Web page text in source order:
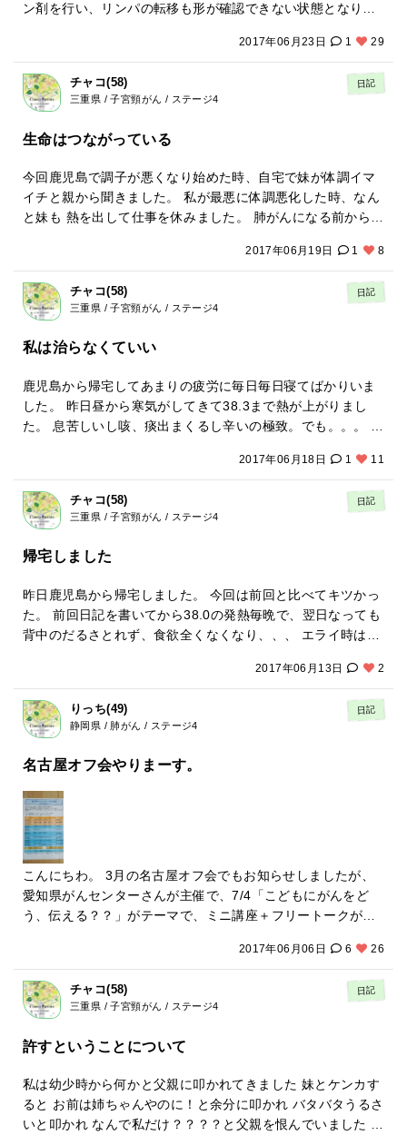
ン剤を行い、リンパの転移も形が確認できない状態となり、1
量の仕事もこなし、お酒も月に半分ぐらいは飲んじゃってま
自分を信じて生活する事が、一番の治療薬ですよ。 頑張って
いきましょー
2017年06月23日 1 29
チャコ(58)
三重県 / 子宮頸がん / ステージ4
日記
生命はつながっている
今回鹿児島で調子が悪くなり始めた時、自宅で妹が体調イマ
イチと親から聞きました。 私が最悪に体調悪化した時、なん
と妹も 熱を出して仕事を休みました。 肺がんになる前から妹
児島のことで確信しました 息子とは全く感じないのに不思議
妹が 寒い寒いと言ってるのがきこえてきて 寒気おさまり熱く
なったなーと思っていたら、またしても居間から妹が 熱い熱
いと言ってて 母も大笑いして あんたらつながっとるなと言っ
てました 野島先生は全ての生命はつながっているから嫌なこ
とされても許しなさいと言う。 仕返しなんてしたら自分にし
たことになるからやめなさいと。 人はみんな神なんだけど、
自分が神ってことを忘れてしまっている。 そしていろんな悪
さをしてる。 非難せず、温かい目で見てあげなさいと。 いき
なりそこまで到達できないけど、妹とつながってるのはわか
った。 これからいろんな人とつながってるのもわかりたい
な。 つながってる感じわかったら、全く違う世界になりそ
う。 妹とつながってるのがわかっただけで、妹が悪態ついて
訳ない、私が何としても変わらなければと心の底から反省し
とです。 今回の鹿児島で野島先生とつながっているのもわか
りました。野島先生とは一回もお会いしたことはないのに、
です。 つながっているからこそ夜中激痛に苦しむ私の体を治
は本に、私を否定している人も私が触ると否定出来なくなる
と書いてありましたが、触られなくても痛みを取ってもらっ
2017年06月19日 1 8
チャコ(58)
三重県 / 子宮頸がん / ステージ4
日記
私は治らなくていい
鹿児島から帰宅してあまりの疲労に毎日毎日寝てばかりいま
した。 昨日昼から寒気がしてきて38.3まで熱が上がりまし
た。 息苦しいし咳、痰出まくるし辛いの極致。でも。。。 母
野島先生の名前書いた紙をクリアファイルにはさみ、私の胸
に巻きなと持ってきてくれたりですが 笑 父もたまに今熱ど
う？と聞いてくれるのも嬉しい そんな中昔の光景が浮かんで
きました。 妹が熱出して寝込んだ時 父がタカラブネでお人形
さんのスカートの中に飴が入ってるやつを買ってきて妹にあ
げていた。 なんで私にはくれやんの？私もほしい！ 私のが寝
込んでるのになんで私にはくれやんの？ 妹が羨ましくて羨ま
しくて仕方なかった。羨ましいという気持ちは憎らしいにか
わり 妹をいじめていました 私は羨ましかったんや・・・とい
感情が上がってきました どうせ私なんか親から嫌われてるか
ら治らなくていい 私は治らなくていいんだと これって潜在意
識なんかな、、いくら顕在意識で治りたいと言っても潜在意
ど、、、 私はこんなこと思ってたんだー！もうびっくりです
リンクしてたみたいで芋づる式に過去が出てくる出てくる し
ばらく涙止まりませんでした 鹿児島行った時病気が治る温泉
に入るとこの言葉が反発してたんだなぁ 具合悪くなるはずだ
ぁ このことに気がついたあとねつを測ると37.2に下がってい
ました しかもその時から咳と痰が激減 1/10ぐらいかなあ？
ほとんど出なくてびっくり。特に痰。 今朝は今まで全く症状
なかった右肺が痛くなってました ここにも気づくべき感情が
あるっていうことなんだなと思いました 寝てばかりなのと食
呼吸になってますが少しずつ起きるようにして月末に備えま
す 親は玄米食べやなと言いますが今日は焼きそばロールとオ
お茶 楽しみ♪( &acute;▽｀)
2017年06月18日 1 11
チャコ(58)
三重県 / 子宮頸がん / ステージ4
日記
帰宅しました
昨日鹿児島から帰宅しました。 今回は前回と比べてキツかっ
た。 前回日記を書いてから38.0の発熱毎晩で、翌日なっても
背中のだるさとれず、食欲全くなくなり、、、 エライ時はク
うと先生は 反発してますねと一言。え？？？反発？？？確か
に温泉入るとその後から寒気があるけど、、、 不思議なこと
に先生とお話ししてたら背中のだるさ消えてました その代わ
りに左脇の下に激烈な痛みが出てきました。 立位の時は痛く
ない ベッドに寝ると体の内側から蹴飛ばされてるような痛み
が出て息が出来ない なんでこんな痛みが？？？？と考える間
も無く痛い 野島先生助けてください！！！と夜心の中で叫び
ながら寝ていきました 夢の中で 中田さんの畑の水はいいから
使いなさい、この水もいいから使いなさいと声が聞こえてき
て言うとうりにしてました。中田さんてゆうのはその日宿泊
施設にきていた関東の男性です 23時過ぎトイレで目が覚めま
した。その時左脇の痛みは全くありませんでした 朝までよく
眠れました。宿泊客にその話をしたら、それ、先生やねと言
先端の骨？と左胸の上と左脇にいたみがかわりにあらわれま
した。我慢出来ない痛みではないのでいいのですが場所が骨
の辺りだけにまた骨転移かな？とふと考えました。 激烈な痛
み無くなっても相変わらず食欲がなく体力落ち落ちで歩くの
か。と思っていた夕飯の時。 広島から来ていた女性が 野島先
てくるのわかるわよー！ただし、素直じゃないとエネルギー
入ってこないのよねーっと教えてくれました。 夕飯の後温泉
に入りながら自分は素直じゃないと思うけどどうしたら素直
2017年06月13日 2
りっち(49)
静岡県 / 肺がん / ステージ4
日記
名古屋オフ会やりまーす。
こんにちわ。 3月の名古屋オフ会でもお知らせしましたが、
愛知県がんセンターさんが主催で、7/4「こどもにがんをど
う、伝える？？」がテーマで、ミニ講座＋フリートークが開
ター中央病院 １F 緩和ケアセンター前 住所：愛知県名古
center/hosp/index.html もしよかったら、名古屋オフ会を兼
ねてみんなで集まりませんか？ 当日は、医師やがん認定看護
師など、経験豊富な方からアドバイスを頂いたり、子供をも
つ患者さんならではの悩みを打ち明け合ったりすることがで
きまーす。 ※参加無料 ※途中入退出 自由 ※患者だけでな
く、家族の参加ももちろん、大歓迎❤ ゆるーく、まったり
とやりましょ &larr;ここポイント！ ２月に、ぐっちさん、
あやしょこうさん、私がお邪魔してきたので、スタッフさん
2017年06月06日 6 26
チャコ(58)
三重県 / 子宮頸がん / ステージ4
日記
許すということについて
私は幼少時から何かと父親に叩かれてきました 妹とケンカす
ると お前は姉ちゃんやのに！と余分に叩かれ バタバタうるさ
いと叩かれ なんで私だけ？？？？と父親を恨んでいました 小